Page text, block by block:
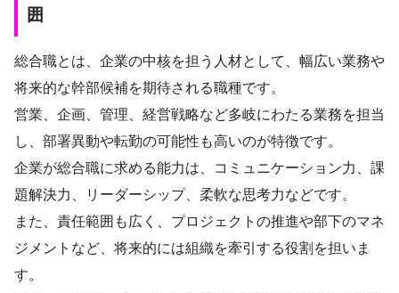
囲
総合職とは、企業の中核を担う人材として、幅広い業務や
将来的な幹部候補を期待される職種です。
営業、企画、管理、経営戦略など多岐にわたる業務を担当
し、部署異動や転勤の可能性も高いのが特徴です。
企業が総合職に求める能力は、コミュニケーション力、課
題解決力、リーダーシップ、柔軟な思考力などです。
また、責任範囲も広く、プロジェクトの推進や部下のマネ
ジメントなど、将来的には組織を牽引する役割を担いま
す。